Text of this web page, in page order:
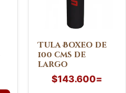
Tula Boxeo de
100 cms de
largo
$143.600=